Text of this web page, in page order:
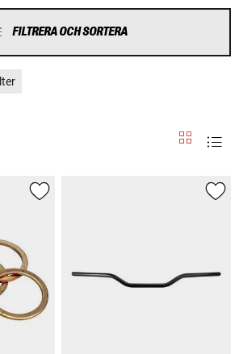
FILTRERA OCH SORTERA